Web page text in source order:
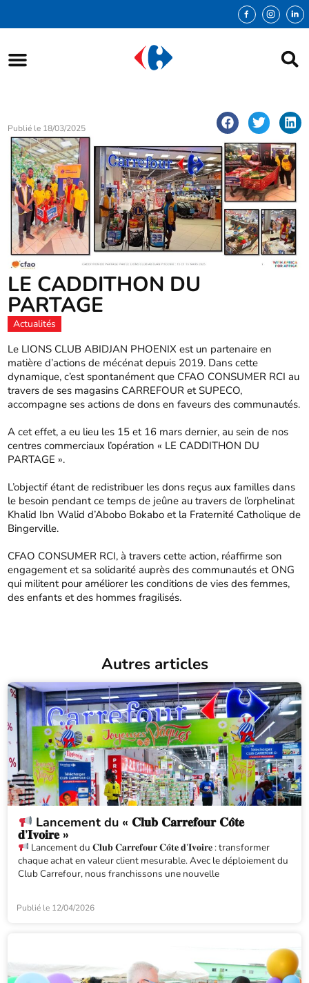
Publié le 18/03/2025
LE CADDITHON DU
PARTAGE
Actualités
Le LIONS CLUB ABIDJAN PHOENIX est un partenaire en
matière d’actions de mécénat depuis 2019. Dans cette
dynamique, c’est spontanément que CFAO CONSUMER RCI au
travers de ses magasins CARREFOUR et SUPECO,
accompagne ses actions de dons en faveurs des communautés.
A cet effet, a eu lieu les 15 et 16 mars dernier, au sein de nos
centres commerciaux l’opération « LE CADDITHON DU
PARTAGE ».
L’objectif étant de redistribuer les dons reçus aux familles dans
le besoin pendant ce temps de jeûne au travers de l’orphelinat
Khalid Ibn Walid d’Abobo Bokabo et la Fraternité Catholique de
Bingerville.
CFAO CONSUMER RCI, à travers cette action, réaffirme son
engagement et sa solidarité auprès des communautés et ONG
qui militent pour améliorer les conditions de vies des femmes,
des enfants et des hommes fragilisés.
Autres articles
Lancement du « 𝐂𝐥𝐮𝐛 𝐂𝐚𝐫𝐫𝐞𝐟𝐨𝐮𝐫 𝐂𝐨̂𝐭𝐞
𝐝’𝐈𝐯𝐨𝐢𝐫𝐞 »
Lancement du 𝐂𝐥𝐮𝐛 𝐂𝐚𝐫𝐫𝐞𝐟𝐨𝐮𝐫 𝐂𝐨̂𝐭𝐞 𝐝’𝐈𝐯𝐨𝐢𝐫𝐞 : transformer
chaque achat en valeur client mesurable. Avec le déploiement du
Club Carrefour, nous franchissons une nouvelle
Publié le 12/04/2026